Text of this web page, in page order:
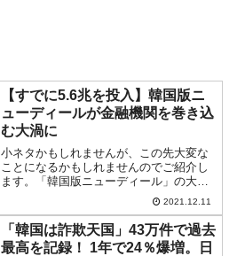
【すでに5.6兆を投入】韓国版ニ
ューディールが金融機関を巻き込
む大渦に
小ネタかもしれませんが、この先大変な
ことになるかもしれませんのでご紹介し
ます。「韓国版ニューディール」の大渦
が動いている現文在寅政権が、クリーン
エネルギー政策を推進し、「2050カーボ
ンニュートラル」を宣言したために次期
韓国政権は、その負の...
2021.12.11
「韓国は詐欺天国」43万件で過去
最高を記録！ 1年で24％爆増。日